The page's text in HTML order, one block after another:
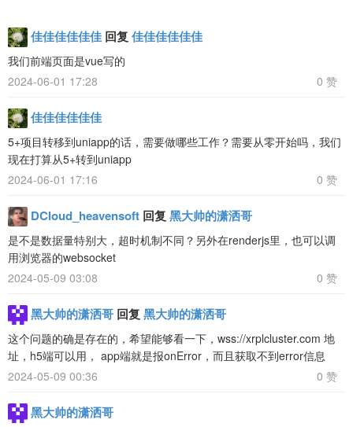
佳佳佳佳佳佳 回复 佳佳佳佳佳佳
我们前端页面是vue写的
2024-06-01 17:28
0 赞
佳佳佳佳佳佳
5+项目转移到uniapp的话，需要做哪些工作？需要从零开始吗，我们
现在打算从5+转到uniapp
2024-06-01 17:16
0 赞
DCloud_heavensoft 回复 黑大帅的潇洒哥
是不是数据量特别大，超时机制不同？另外在renderjs里，也可以调
用浏览器的websocket
2024-05-09 03:08
0 赞
黑大帅的潇洒哥 回复 黑大帅的潇洒哥
这个问题的确是存在的，希望能够看一下，wss://xrplcluster.com 地
址，h5端可以用， app端就是报onError，而且获取不到error信息
2024-05-09 00:36
0 赞
黑大帅的潇洒哥